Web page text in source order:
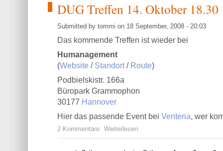
DUG Treffen 14. Oktober 18.30
Submitted by tommi on 18 September, 2008 - 20:03
Das kommende Treffen ist wieder bei
Humanagement
(Website / Standort/ Route)
Podbielskistr. 166a
Büropark Grammophon
30177 Hannover
Hier das passende Event beiVenteria, wer
2 Kommentare Weiterlesen